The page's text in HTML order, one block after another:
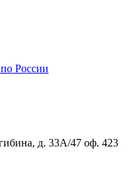
России
д. 33А/47 оф. 423